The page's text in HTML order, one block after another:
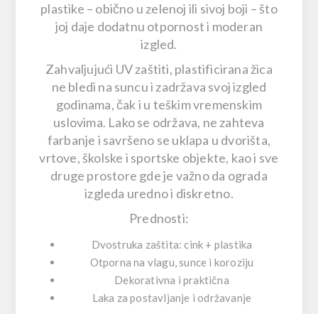
plastike – obično u zelenoj ili sivoj boji – što
joj daje dodatnu otpornost i moderan
izgled.
Zahvaljujući UV zaštiti, plastificirana žica
ne bledi na suncu i zadržava svoj izgled
godinama, čak i u teškim vremenskim
uslovima. Lako se održava, ne zahteva
farbanje i savršeno se uklapa u dvorišta,
vrtove, školske i sportske objekte, kao i sve
druge prostore gde je važno da ograda
izgleda uredno i diskretno.
Prednosti:
Dvostruka zaštita: cink + plastika
Otporna na vlagu, sunce i koroziju
Dekorativna i praktična
Laka za postavljanje i održavanje